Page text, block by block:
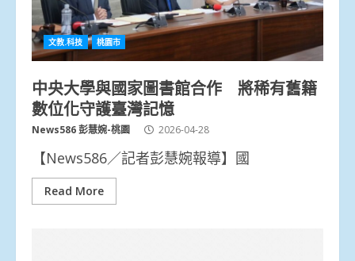
文教.科技 桃園市
中央大學與國家圖書館合作 將稀有舊籍
數位化守護臺灣記憶
News586 彭慧婉-桃園 2026-04-28
【News586／記者彭慧婉報導】國
Read More